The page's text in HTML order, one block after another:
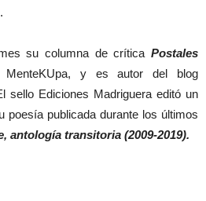
su columna de crítica Postales
y es autor del blog
sello Ediciones Madriguera editó un
poesía publicada durante los últimos
antología transitoria (2009-2019).